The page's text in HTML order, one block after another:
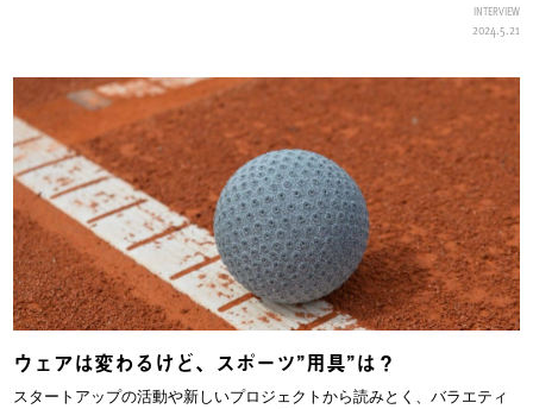
INTERVIEW
2024.5.21
ウェアは変わるけど、スポーツ”用具”は？
スタートアップの活動や新しいプロジェクトから読みとく、バラエティ